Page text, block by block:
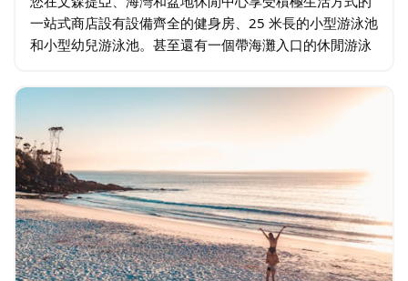
一站式商店設有設備齊全的健身房、25 米長的小型游泳池
和小型幼兒游泳池。甚至還有一個帶海灘入口的休閒游泳
所設施。…